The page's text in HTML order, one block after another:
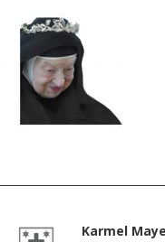
Karmel